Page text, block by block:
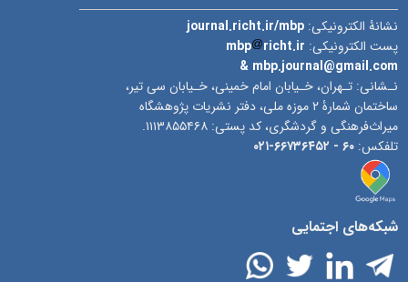
نشانۀ الکترونیکی:journal.richt.ir/mbp
پست الکترونیکی:
mbp
richt.ir
& mbp.journal@gmail.com
نـشانی: تـهران، خـیابان امام خمینی، خـیابان سی تیر،
ساختمان شمارۀ ۲ موزه ملی، دفتر نشریات پژوهشگاه
میراث‌فرهنگی و گردشگری، کد پستی: ۱۱۱۳۸۵۵۴۶۸.
تلفکس:۶۰ - ۶۶۷۳۶۴۵۲-۰۲۱
شبکه‌های اجتمایی